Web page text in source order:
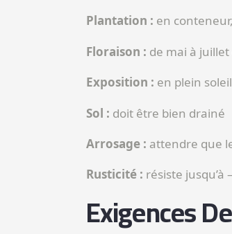
Plantation : en
Floraison : de mai à
Exposition : en plein soleil
Sol : doit être bien drainé
Arrosage : attendre que
Rusticité : résiste jusqu’à
Exigences